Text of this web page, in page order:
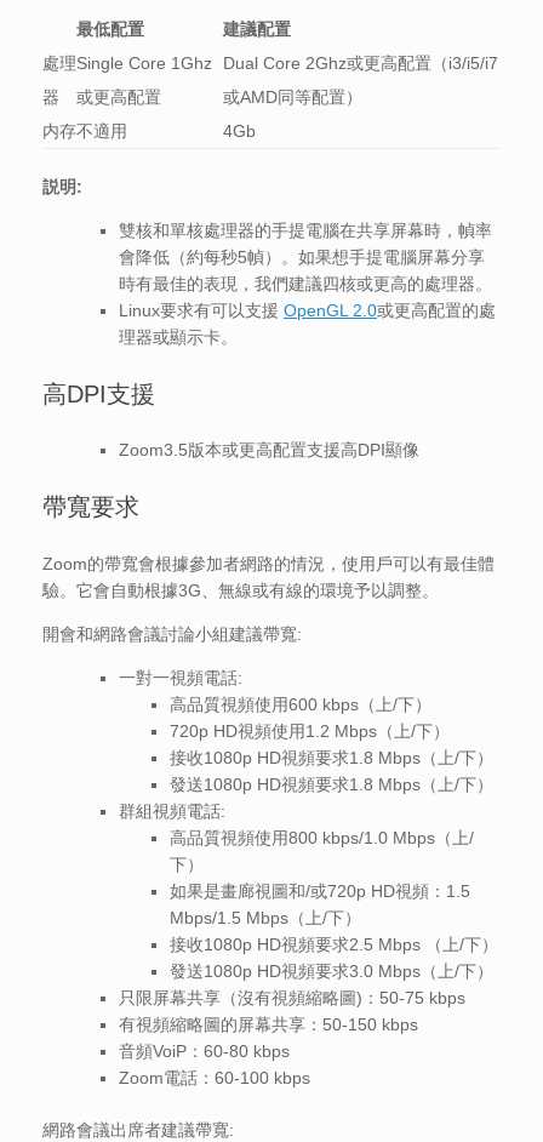
最低配置
建議配置
處理
器
Single Core 1Ghz
或更高配置
Dual Core 2Ghz或更高配置（i3/i5/i7
或AMD同等配置）
内存不適用 4Gb
説明:
雙核和單核處理器的手提電腦在共享屏幕時，幀率
會降低（約每秒5幀）。如果想手提電腦屏幕分享
時有最佳的表現，我們建議四核或更高的處理器。
Linux要求有可以支援 OpenGL 2.0或更高配置的處
理器或顯示卡。
高DPI支援
Zoom3.5版本或更高配置支援高DPI顯像
帶寬要求
Zoom的帶寬會根據參加者網路的情況，使用戶可以有最佳體
驗。它會自動根據3G、無線或有線的環境予以調整。
開會和網路會議討論小組建議帶寬:
一對一視頻電話:
高品質視頻使用600 kbps（上/下）
720p HD視頻使用1.2 Mbps（上/下）
接收1080p HD視頻要求1.8 Mbps（上/下）
發送1080p HD視頻要求1.8 Mbps（上/下）
群組視頻電話:
高品質視頻使用800 kbps/1.0 Mbps（上/
下）
如果是畫廊視圖和/或720p HD視頻：1.5
Mbps/1.5 Mbps（上/下）
接收1080p HD視頻要求2.5 Mbps （上/下）
發送1080p HD視頻要求3.0 Mbps（上/下）
只限屏幕共享（沒有視頻縮略圖)：50-75 kbps
有視頻縮略圖的屏幕共享：50-150 kbps
音頻VoiP：60-80 kbps
Zoom電話：60-100 kbps
網路會議出席者建議帶寬: